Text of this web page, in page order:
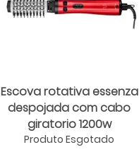
Escova rotativa essenza
despojada com cabo
giratorio 1200w
Produto Esgotado